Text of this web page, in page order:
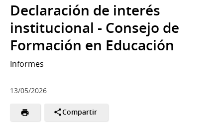
Declaración de interés
institucional - Consejo de
Formación en Educación
Informes
13/05/2026
Compartir